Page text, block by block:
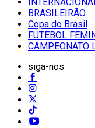
BRASILEIRÃO
Copa do Brasil
FUTEBOL
CAMPEONATO
siga-nos